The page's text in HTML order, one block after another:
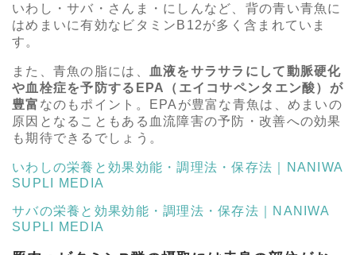
いわし・サバ・さんま・にしんなど、背の青い青魚に
はめまいに有効なビタミンB12が多く含まれていま
す。
また、青魚の脂には、
血液をサラサラにして動脈硬化
や血栓症を予防するEPA（エイコサペンタエン酸）が
豊富 なのもポイント。EPAが豊富な青魚は、めまいの
原因となることもある血流障害の予防・改善への効果
も期待できるでしょう。
いわしの栄養と効果効能・調理法・保存法｜NANIWA
SUPLI MEDIA
サバの栄養と効果効能・調理法・保存法｜NANIWA
SUPLI MEDIA